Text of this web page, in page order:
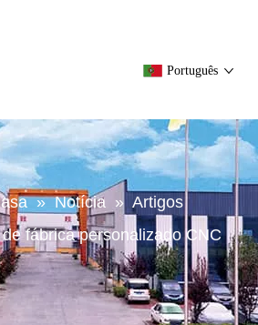
Português
» Notícia » Artigos
fábrica personalizado CNC